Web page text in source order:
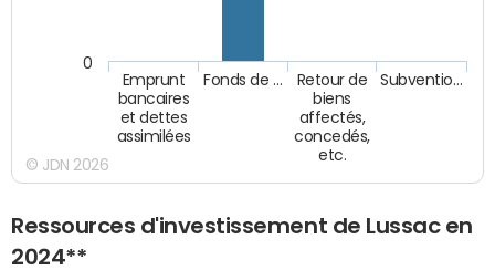
Emprunt
bancaires
et dettes
assimilées
Fonds de …
Retour de
biens
affectés,
concedés,
etc.
Subventio…
0
© JDN 2026
Ressources d'investissement de Lussac en
2024**